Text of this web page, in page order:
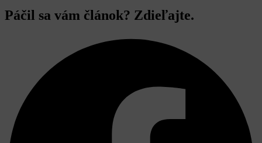
Páčil sa vám článok? Zdieľajte.